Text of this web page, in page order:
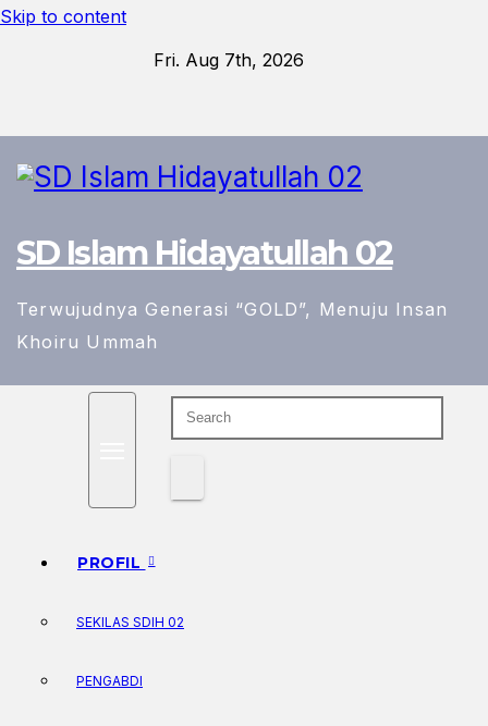
Skip to content
Fri. Aug 7th, 2026
SD Islam Hidayatullah 02
Terwujudnya Generasi “GOLD”, Menuju Insan
Khoiru Ummah
PROFIL
SEKILAS SDIH 02
PENGABDI